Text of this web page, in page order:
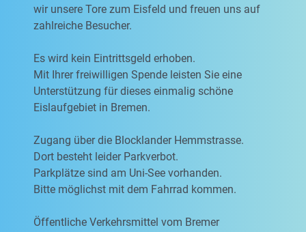
wir unsere Tore zum Eisfeld und freuen uns auf
zahlreiche Besucher.
Es wird kein Eintrittsgeld erhoben.
Mit Ihrer freiwilligen Spende leisten Sie eine
Unterstützung für dieses einmalig schöne
Eislaufgebiet in Bremen.
Zugang über die Blocklander Hemmstrasse.
Dort besteht leider Parkverbot.
Parkplätze sind am Uni-See vorhanden.
Bitte möglichst mit dem Fahrrad kommen.
Öffentliche Verkehrsmittel vom Bremer